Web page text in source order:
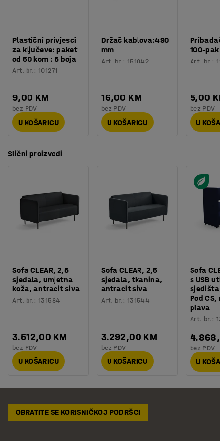
Komplet namještaja HARMONY uključuje sofu s 2.5 i 3
sjedišta i fotelju. Testirano i certificirano prema EN16139.
Potreban broj osoba
Procjena vremena:
Težina: 55,01
Testirano: EN 16139:2013
Kvaliteta - Eko oznaka
Möbelfakta 320251008
Plastični privjesci
za ključeve: paket
od 50 kom : 5 boja
Art. br.:101271
9,00 KM
bez PDV
U KOŠARICU
Držač kablova:490
mm
Art. br.: 151042
16,00 KM
bez PDV
U KOŠARICU
100-pak
Art. br.:
5,00
bez PDV
U
Slični proizvodi
Sofa CLEAR, 2,5
sjedala, umjetna
koža, antracit siva
Art. br.:131584
3.512,00 KM
bez PDV
U KOŠARICU
Sofa CLEAR, 2,5
sjedala, tkanina,
antracit siva
Art. br.: 131544
3.292,00 KM
bez PDV
U KOŠARICU
Sofa
s USB
Pod
plava
Art. br.:
bez PDV
U
OBRATITE SE KORISNIČKOJ PODRŠCI